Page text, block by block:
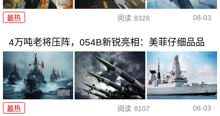
最热 阅读 8328 08-03
4万吨老将压阵，054B新锐亮相：美菲仔细品品
最热 阅读 8107 08-03